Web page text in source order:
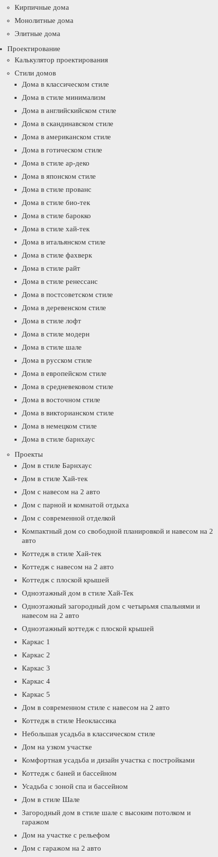
Кирпичные дома
Монолитные дома
Элитные дома
Проектирование
Калькулятор проектирования
Стили домов
Дома в классическом стиле
Дома в стиле минимализм
Дома в английскийском стиле
Дома в скандинавском стиле
Дома в американском стиле
Дома в готическом стиле
Дома в стиле ар-деко
Дома в японском стиле
Дома в стиле прованс
Дома в стиле био-тек
Дома в стиле барокко
Дома в стиле хай-тек
Дома в итальянском стиле
Дома в стиле фахверк
Дома в стиле райт
Дома в стиле ренессанс
Дома в постсоветском стиле
Дома в деревенском стиле
Дома в стиле лофт
Дома в стиле модерн
Дома в стиле шале
Дома в русском стиле
Дома в европейском стиле
Дома в средневековом стиле
Дома в восточном стиле
Дома в викторианском стиле
Дома в немецком стиле
Дома в стиле барнхаус
Проекты
Дом в стиле Барнхаус
Дом в стиле Хай-тек
Дом с навесом на 2 авто
Дом с парной и комнатой отдыха
Дом с современной отделкой
Компактный дом со свободной планировкой и навесом на 2
авто
Коттедж в стиле Хай-тек
Коттедж с навесом на 2 авто
Коттедж с плоской крышей
Одноэтажный дом в стиле Хай-Тек
Одноэтажный загородный дом с четырьмя спальнями и
навесом на 2 авто
Одноэтажный коттедж с плоской крышей
Каркас 1
Каркас 2
Каркас 3
Каркас 4
Каркас 5
Дом в современном стиле с навесом на 2 авто
Коттедж в стиле Неоклассика
Небольшая усадьба в классическом стиле
Дом на узком участке
Комфортная усадьба и дизайн участка с постройками
Коттедж с баней и бассейном
Усадьба с зоной спа и бассейном
Дом в стиле Шале
Загородный дом в стиле шале с высоким потолком и
гаражом
Дом на участке с рельефом
Дом с гаражом на 2 авто